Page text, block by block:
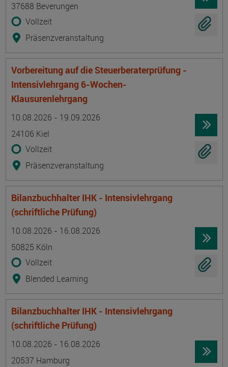
37688 Beverungen
Vollzeit
Präsenzveranstaltung
Vorbereitung auf die Steuerberaterprüfung -
Intensivlehrgang 6-Wochen-
Klausurenlehrgang
10.08.2026 - 19.09.2026
24106 Kiel
Vollzeit
Präsenzveranstaltung
Bilanzbuchhalter IHK - Intensivlehrgang
(schriftliche Prüfung)
10.08.2026 - 16.08.2026
50825 Köln
Vollzeit
Blended Learning
Bilanzbuchhalter IHK - Intensivlehrgang
(schriftliche Prüfung)
10.08.2026 - 16.08.2026
20537 Hamburg